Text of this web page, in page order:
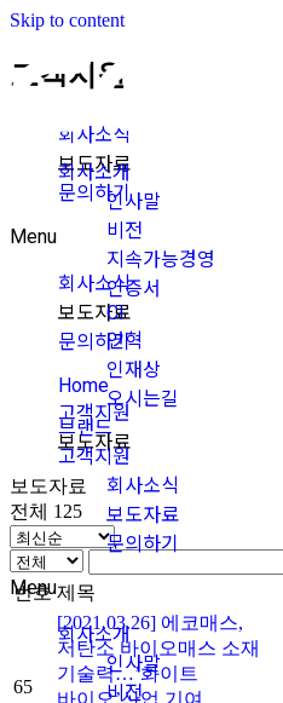
Skip to content
회사소개
인사말
비전
지속가능경영
인증서
CI
연혁
인재상
오시는길
브랜드
고객지원
회사소식
보도자료
문의하기
Menu
회사소개
인사말
비전
고객지원
회사소식
보도자료
문의하기
Menu
회사소식
보도자료
문의하기
Home
고객지원
보도자료
보도자료
전체 125
번호 제목
65
[2021.03.26] 에코매스,
저탄소 바이오매스 소재
기술력…’화이트
바이오’산업 기여